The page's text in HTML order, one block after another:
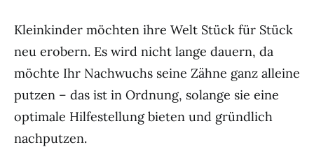
Kleinkinder möchten ihre Welt Stück für Stück
neu erobern. Es wird nicht lange dauern, da
möchte Ihr Nachwuchs seine Zähne ganz alleine
putzen – das ist in Ordnung, solange sie eine
optimale Hilfestellung bieten und gründlich
nachputzen.